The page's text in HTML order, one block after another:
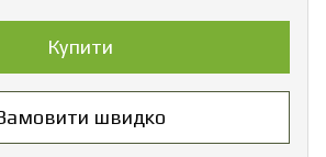
Купити
швидко